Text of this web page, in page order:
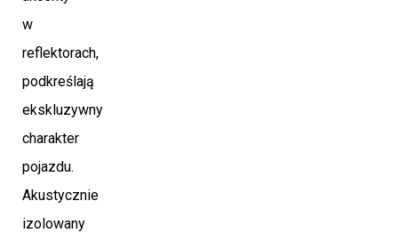
w
reflektorach,
podkreślają
ekskluzywny
charakter
pojazdu.
Akustycznie
izolowany